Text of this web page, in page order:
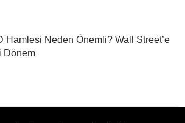
Hamlesi Neden Önemli? Wall Street’e
Dönem